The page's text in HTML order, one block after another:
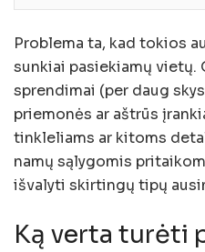
Problema ta, kad tokios
sunkiai pasiekiamų vietų.
sprendimai (per daug
priemonės ar aštrūs
tinkleliams ar kitoms
namų sąlygomis
išvalyti skirtingų tipų
Ką verta turėti